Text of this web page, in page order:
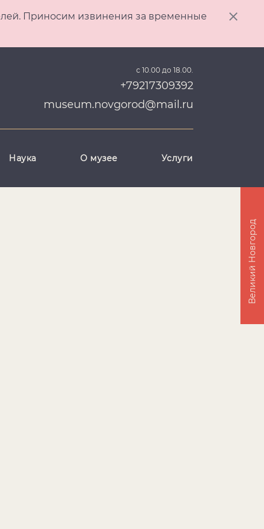
Приносим извинения за временные
с 10.00 до 18.00.
+79217309392
museum.novgorod@mail.ru
Наука О музее Услуги
Великий Новгород